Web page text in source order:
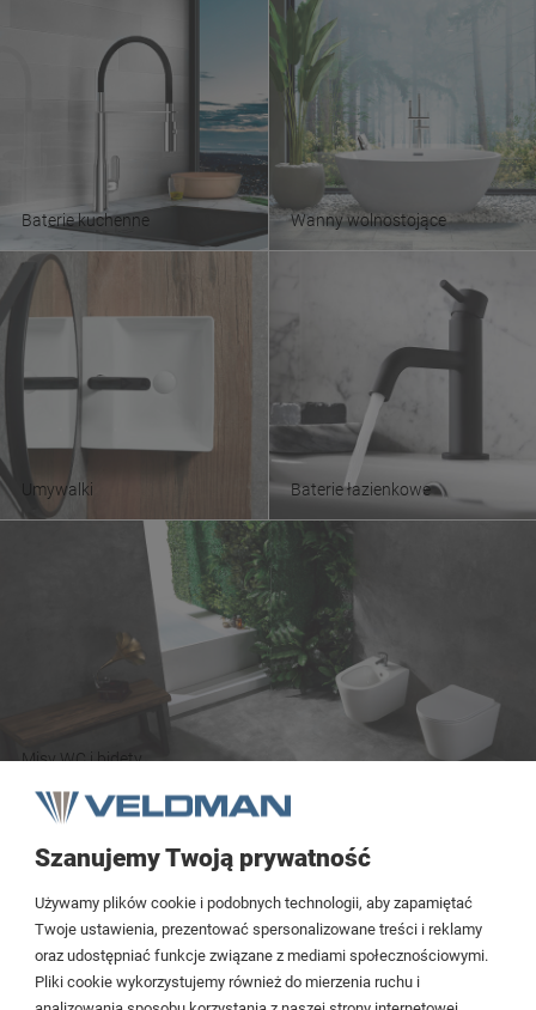
Baterie kuchenne Wanny wolnostojące
Misy WC i bidety
Umywalki Baterie łazienkowe
Cieślewskich 54
03-017 Warszawa
Szanujemy Twoją prywatność
Używamy plików cookie i podobnych technologii, aby zapamiętać
Twoje ustawienia, prezentować spersonalizowane treści i reklamy
oraz udostępniać funkcje związane z mediami społecznościowymi.
Pliki cookie wykorzystujemy również do mierzenia ruchu i